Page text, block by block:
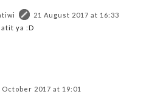
21 August 2017 at 16:33
atit ya :D
October 2017 at 19:01